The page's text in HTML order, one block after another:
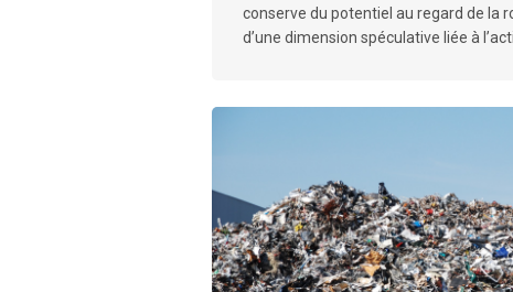
conserve du potentiel au regard de la
d’une dimension spéculative liée à